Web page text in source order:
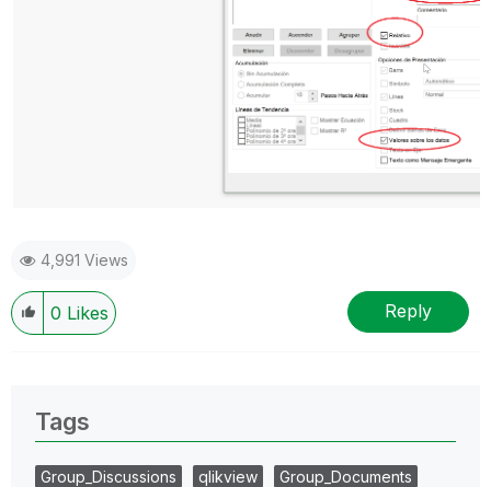
4,991 Views
0 Likes Reply
Tags
Group_Discussions qlikview
Group_Documents